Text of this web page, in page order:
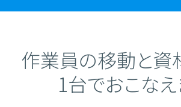
作業員の移動と資
1台でおこな